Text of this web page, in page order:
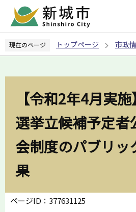
ペ
の
現在のページ トップページ 市政
【令和2年4月実
選挙立候補予定者
会制度のパブリッ
果
ページID：377631125